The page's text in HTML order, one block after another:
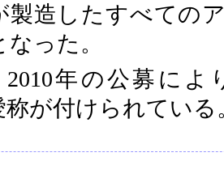
製造したすべての
った。
2010年の公募に
称が付けられている